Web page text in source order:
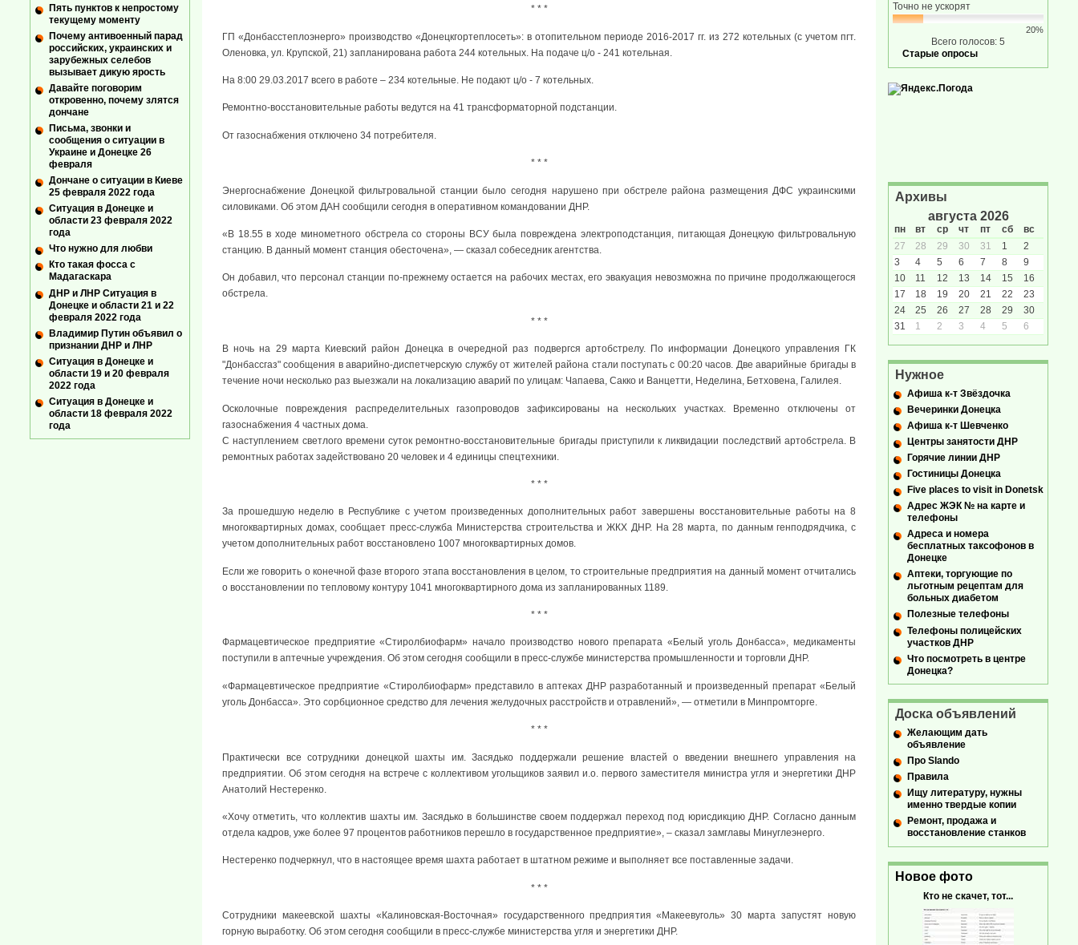
* * *
ГП «Донбасстеплоэнерго» производство «Донецкгортеплосеть»: в отопительном периоде 2016-2017 гг. из 272 котельных (с учетом пгт.
Оленовка, ул. Крупской, 21) запланирована работа 244 котельных. На подаче ц/о - 241 котельная.
На 8:00 29.03.2017 всего в работе – 234 котельные. Не подают ц/о - 7 котельных.
Ремонтно-восстановительные работы ведутся на 41 трансформаторной подстанции.
От газоснабжения отключено 34 потребителя.
* * *
Энергоснабжение Донецкой фильтровальной станции было сегодня нарушено при обстреле района размещения ДФС украинскими
силовиками. Об этом ДАН сообщили сегодня в оперативном командовании ДНР.
«В 18.55 в ходе минометного обстрела со стороны ВСУ была повреждена электроподстанция, питающая Донецкую фильтровальную
станцию. В данный момент станция обесточена», — сказал собеседник агентства.
Он добавил, что персонал станции по-прежнему остается на рабочих местах, его эвакуация невозможна по причине продолжающегося
обстрела.
* * *
В ночь на 29 марта Киевский район Донецка в очередной раз подвергся артобстрелу. По информации Донецкого управления ГК
"Донбассгаз" сообщения в аварийно-диспетчерскую службу от жителей района стали поступать с 00:20 часов. Две аварийные бригады в
течение ночи несколько раз выезжали на локализацию аварий по улицам: Чапаева, Сакко и Ванцетти, Неделина, Бетховена, Галилея.
Осколочные повреждения распределительных газопроводов зафиксированы на нескольких участках. Временно отключены от
газоснабжения 4 частных дома.
С наступлением светлого времени суток ремонтно-восстановительные бригады приступили к ликвидации последствий артобстрела. В
ремонтных работах задействовано 20 человек и 4 единицы спецтехники.
* * *
За прошедшую неделю в Республике с учетом произведенных дополнительных работ завершены восстановительные работы на 8
многоквартирных домах, сообщает пресс-служба Министерства строительства и ЖКХ ДНР. На 28 марта, по данным генподрядчика, с
учетом дополнительных работ восстановлено 1007 многоквартирных домов.
Если же говорить о конечной фазе второго этапа восстановления в целом, то строительные предприятия на данный момент отчитались
о восстановлении по тепловому контуру 1041 многоквартирного дома из запланированных 1189.
* * *
Фармацевтическое предприятие «Стиролбиофарм» начало производство нового препарата «Белый уголь Донбасса», медикаменты
поступили в аптечные учреждения. Об этом сегодня сообщили в пресс-службе министерства промышленности и торговли ДНР.
«Фармацевтическое предприятие «Стиролбиофарм» представило в аптеках ДНР разработанный и произведенный препарат «Белый
уголь Донбасса». Это сорбционное средство для лечения желудочных расстройств и отравлений», — отметили в Минпромторге.
* * *
Практически все сотрудники донецкой шахты им. Засядько поддержали решение властей о введении внешнего управления на
предприятии. Об этом сегодня на встрече с коллективом угольщиков заявил и.о. первого заместителя министра угля и энергетики ДНР
Анатолий Нестеренко.
«Хочу отметить, что коллектив шахты им. Засядько в большинстве своем поддержал переход под юрисдикцию ДНР. Согласно данным
отдела кадров, уже более 97 процентов работников перешло в государственное предприятие», – сказал замглавы Минуглеэнерго.
Нестеренко подчеркнул, что в настоящее время шахта работает в штатном режиме и выполняет все поставленные задачи.
* * *
Сотрудники макеевской шахты «Калиновская-Восточная» государственного предприятия «Макеевуголь» 30 марта запустят новую
горную выработку. Об этом сегодня сообщили в пресс-службе министерства угля и энергетики ДНР.
Пять пунктов к непростому
текущему моменту
Почему антивоенный парад
российских, украинских и
зарубежных селебов
вызывает дикую ярость
Давайте поговорим
откровенно, почему злятся
дончане
Письма, звонки и
сообщения о ситуации в
Украине и Донецке 26
февраля
Дончане о ситуации в Киеве
25 февраля 2022 года
Ситуация в Донецке и
области 23 февраля 2022
года
Что нужно для любви
Кто такая фосса с
Мадагаскара
ДНР и ЛНР Ситуация в
Донецке и области 21 и 22
февраля 2022 года
Владимир Путин объявил о
признании ДНР и ЛНР
Ситуация в Донецке и
области 19 и 20 февраля
2022 года
Ситуация в Донецке и
области 18 февраля 2022
года
Точно не ускорят
20%
Всего голосов: 5
Старые опросы
Архивы
августа 2026
пн вт ср чт пт сб
вс
27
28 29 30 31 1
2
3
4 5 6 7 8
9
10
11 12 13 14 15
16
17
18 19 20 21 22
23
24
25 26 27 28 29
30
31
1 2 3 4 5 6
Нужное
Афиша к-т Звёздочка
Вечеринки Донецка
Афиша к-т Шевченко
Центры занятости ДНР
Горячие линии ДНР
Гостиницы Донецка
Five places to visit in Donetsk
Адрес ЖЭК № на карте и
телефоны
Адреса и номера
бесплатных таксофонов в
Донецке
Аптеки, торгующие по
льготным рецептам для
больных диабетом
Полезные телефоны
Телефоны полицейских
участков ДНР
Что посмотреть в центре
Донецка?
Доска объявлений
Желающим дать
объявление
Про Slando
Правила
Ищу литературу, нужны
именно твердые копии
Ремонт, продажа и
восстановление станков
Новое фото
Кто не скачет, тот...